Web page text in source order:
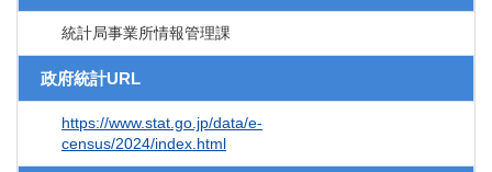
統計局事業所情報管理課
政府統計URL
https://www.stat.go.jp/data/e-
census/2024/index.html